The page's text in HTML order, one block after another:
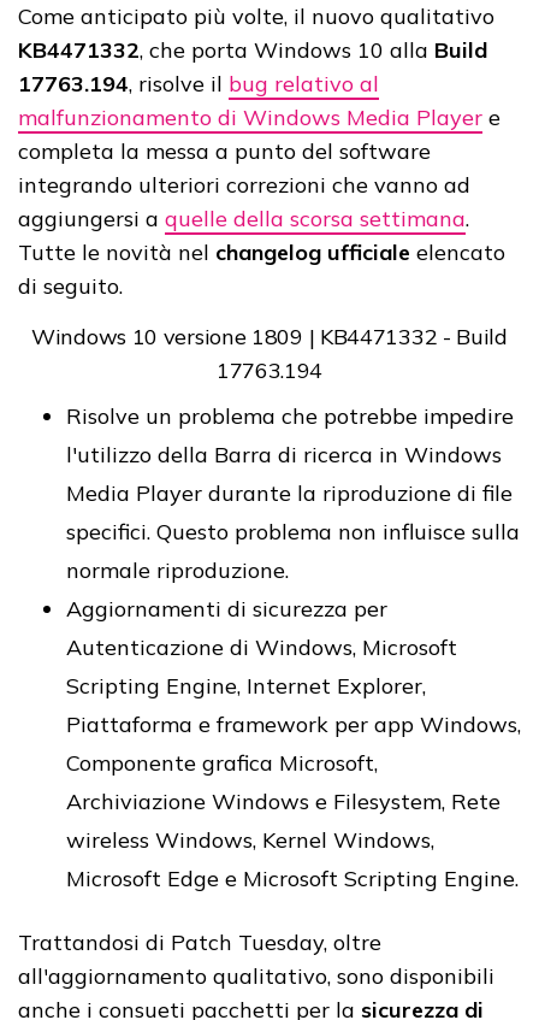
Come anticipato più volte, il nuovo qualitativo
KB4471332, che porta Windows 10 alla Build
17763.194, risolve il bug relativo al
malfunzionamento di Windows Media Player e
completa la messa a punto del software
integrando ulteriori correzioni che vanno ad
aggiungersi a quelle della scorsa settimana.
Tutte le novità nel changelog ufficiale elencato
di seguito.
Windows 10 versione 1809 | KB4471332 - Build
17763.194
Risolve un problema che potrebbe impedire
l'utilizzo della Barra di ricerca in Windows
Media Player durante la riproduzione di file
specifici. Questo problema non influisce sulla
normale riproduzione.
Aggiornamenti di sicurezza per
Autenticazione di Windows, Microsoft
Scripting Engine, Internet Explorer,
Piattaforma e framework per app Windows,
Componente grafica Microsoft,
Archiviazione Windows e Filesystem, Rete
wireless Windows, Kernel Windows,
Microsoft Edge e Microsoft Scripting Engine.
Trattandosi di Patch Tuesday, oltre
all'aggiornamento qualitativo, sono disponibili
anche i consueti pacchetti per la sicurezza di